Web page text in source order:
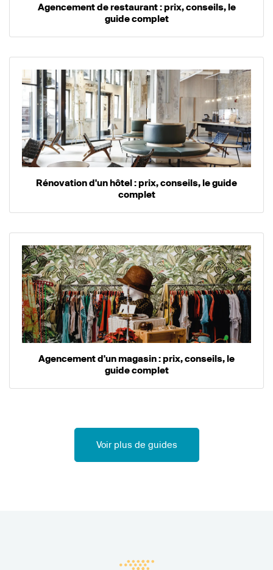
Agencement de restaurant : prix, conseils, le
guide complet
Rénovation d'un hôtel : prix, conseils, le guide
complet
Agencement d'un magasin : prix, conseils, le
guide complet
Voir plus de guides